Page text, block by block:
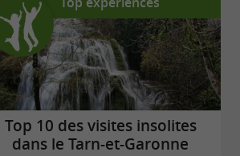
Top 10 des visites insolites
dans le Tarn-et-Garonne